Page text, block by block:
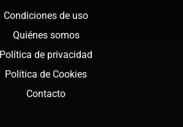
Condiciones de uso
Quiénes somos
Política de privacidad
Política de Cookies
Contacto